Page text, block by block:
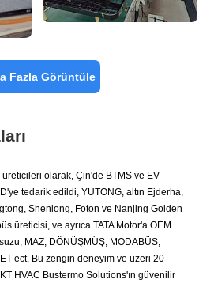
Fazla Görüntüle
üreticileri olarak, Çin'de BTMS ve EV
tedarik edildi, YUTONG, altın Ejderha,
Shenlong, Foton ve Nanjing Golden
üreticisi, ve ayrıca TATA Motor'a OEM
MAZ, DÖNÜŞMÜŞ, MODABÜS,
ect. Bu zengin deneyim ve üzeri 20
HVAC Bustermo Solutions'ın güvenilir